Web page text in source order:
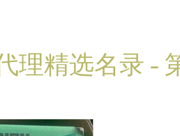
理精选名录 -